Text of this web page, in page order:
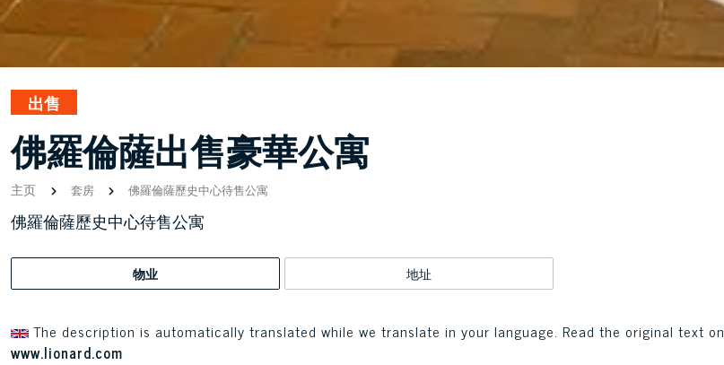
出售
佛羅倫薩出售豪華公寓
主页 套房 佛羅倫薩歷史中心待售公寓
佛羅倫薩歷史中心待售公寓
物业 地址
The description is automatically translated while we translate in your language. Read the original text on
www.lionard.com